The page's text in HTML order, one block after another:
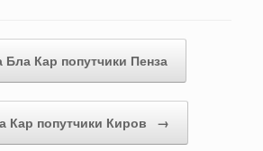
Бла Кар попутчики Пенза
Кар попутчики Киров →